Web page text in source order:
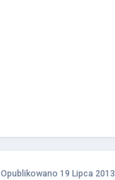
Opublikowano 19 Lipca 2013